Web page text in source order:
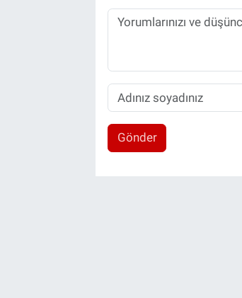
Gönder